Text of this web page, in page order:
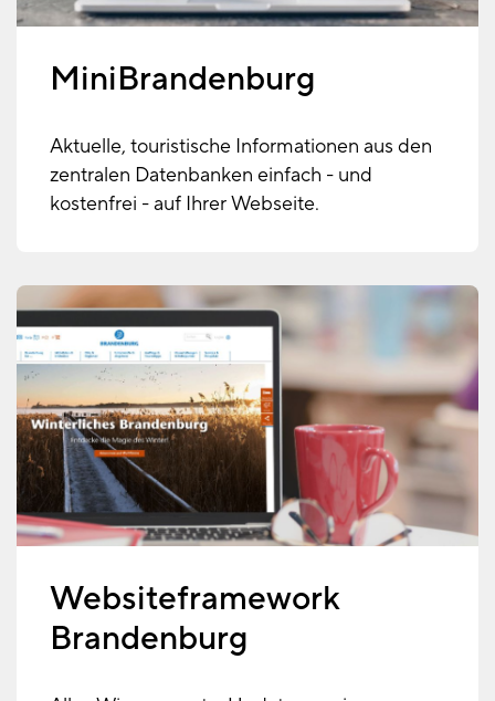
MiniBrandenburg
Aktuelle, touristische Informationen aus den
zentralen Datenbanken einfach - und
kostenfrei - auf Ihrer Webseite.
Websiteframework
Brandenburg